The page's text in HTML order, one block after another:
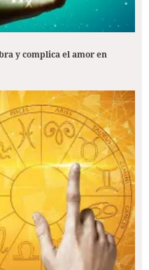
y complica el amor en